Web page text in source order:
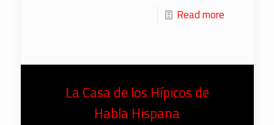
Read more
La Casa de los Hípicos de
Habla Hispana